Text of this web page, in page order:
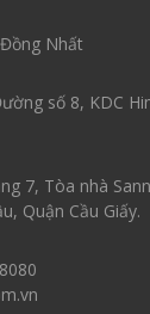
Nhất
số 8, KDC
7, Tòa nhà
Quận Cầu Giấy.